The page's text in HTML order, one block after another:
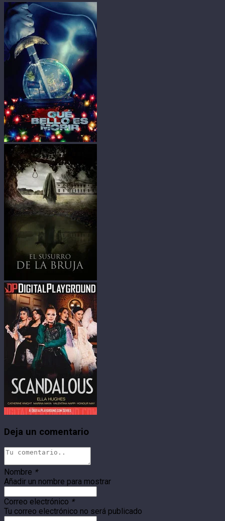
Deja un comentario
Nombre *
Añadir un nombre para mostrar
Correo electrónico *
Tu correo electrónico no será publicado